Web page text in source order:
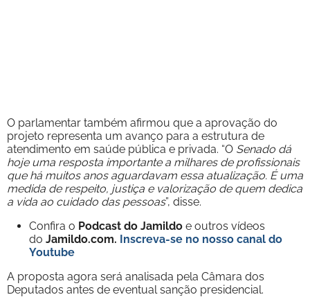
O parlamentar também afirmou que a aprovação do
projeto representa um avanço para a estrutura de
atendimento em saúde pública e privada. “O Senado dá
hoje uma resposta importante a milhares de profissionais
que há muitos anos aguardavam essa atualização. É uma
medida de respeito, justiça e valorização de quem dedica
a vida ao cuidado das pessoas”, disse.
Confira o Podcast do Jamildo e outros vídeos
do Jamildo.com. Inscreva-se no nosso canal do
Youtube
A proposta agora será analisada pela Câmara dos
Deputados antes de eventual sanção presidencial.